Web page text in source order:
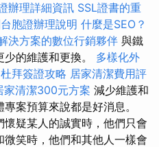
辦理詳細資訊 SSL證書的重
胞證辦理說明 什麼是SEO？
決方案的數位行銷夥伴 與鐵
的維護和更換。 多樣化外
杜拜簽證攻略 居家清潔費用評
家清潔300元方案 減少維護和
案預算來說都是好消息。
疑某人的誠實時，他們只會
笑時，他們和其他人一樣會